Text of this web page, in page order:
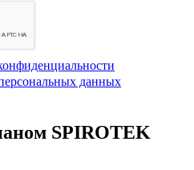
данных
SPIROTEK